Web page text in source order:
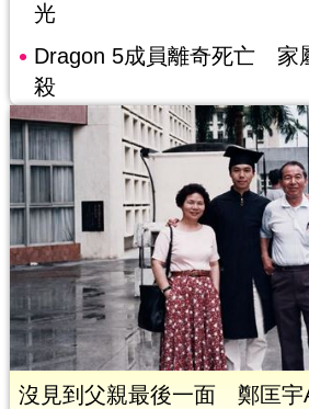
光
Dragon 5成員離奇死亡 家
殺
沒見到父親最後一面 鄭匡宇